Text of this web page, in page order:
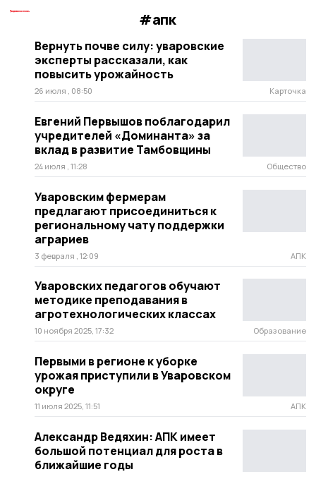
#апк
Вернуть почве силу: уваровские
эксперты рассказали, как
повысить урожайность
26 июля , 08:50 Карточка
Евгений Первышов поблагодарил
учредителей «Доминанта» за
вклад в развитие Тамбовщины
24 июля , 11:28 Общество
Уваровским фермерам
предлагают присоединиться к
региональному чату поддержки
аграриев
3 февраля , 12:09 АПК
Уваровских педагогов обучают
методике преподавания в
агротехнологических классах
10 ноября 2025, 17:32 Образование
Первыми в регионе к уборке
урожая приступили в Уваровском
округе
11 июля 2025, 11:51 АПК
Александр Ведяхин: АПК имеет
большой потенциал для роста в
ближайшие годы